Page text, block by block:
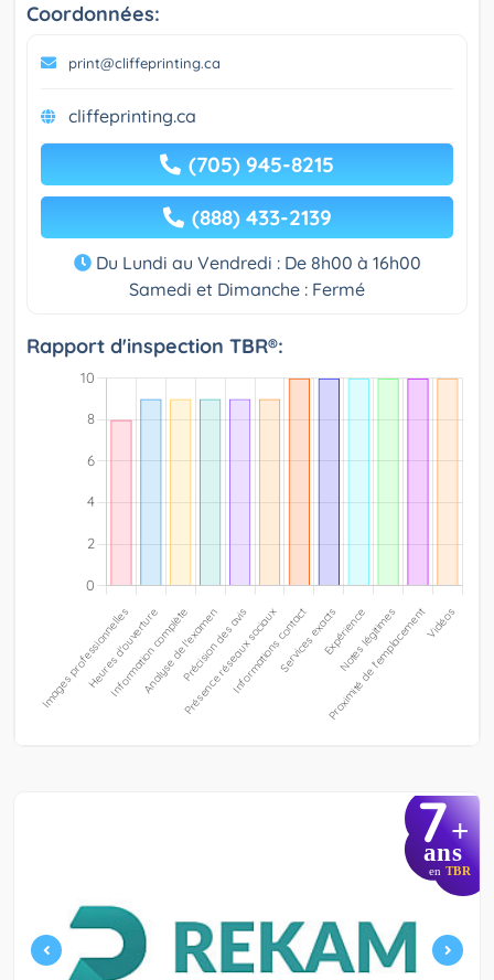
Coordonnées:
print@cliffeprinting.ca
cliffeprinting.ca
(705) 945-8215
(888) 433-2139
Du Lundi au Vendredi : De 8h00 à 16h00
Samedi et Dimanche : Fermé
Rapport d'inspection TBR®:
7+
ans
en TBR